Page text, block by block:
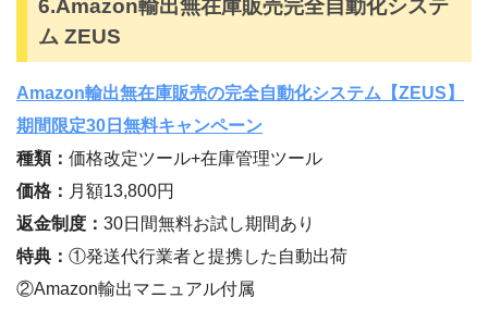
6.Amazon輸出無在庫販売完全自動化システ
ム ZEUS
Amazon輸出無在庫販売の完全自動化システム【ZEUS】
期間限定30日無料キャンペーン
種類： 価格改定ツール+在庫管理ツール
価格： 月額13,800円
返金制度： 30日間無料お試し期間あり
特典： ①発送代行業者と提携した自動出荷
②Amazon輸出マニュアル付属